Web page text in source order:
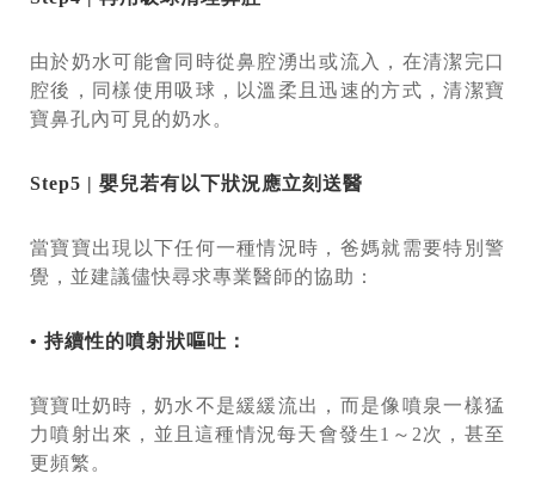
由於奶水可能會同時從鼻腔湧出或流入，在清潔完口
腔後，同樣使用吸球，以溫柔且迅速的方式，清潔寶
寶鼻孔內可見的奶水。
Step5 | 嬰兒若有以下狀況應立刻送醫
當寶寶出現以下任何一種情況時，爸媽就需要特別警
覺，並建議儘快尋求專業醫師的協助：
• 持續性的噴射狀嘔吐：
寶寶吐奶時，奶水不是緩緩流出，而是像噴泉一樣猛
力噴射出來，並且這種情況每天會發生1～2次，甚至
更頻繁。